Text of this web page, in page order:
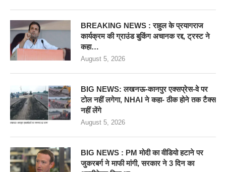
BREAKING NEWS : राहुल के प्रयागराज
कार्यक्रम की ग्राउंड बुकिंग अचानक रद्द, ट्रस्ट ने
कहा…
August 5, 2026
BIG NEWS: लखनऊ-कानपुर एक्सप्रेस-वे पर
टोल नहीं लगेगा, NHAI ने कहा- ठीक होने तक टैक्स
नहीं लेंगे
August 5, 2026
BIG NEWS : PM मोदी का वीडियो हटाने पर
जुकरबर्ग ने माफी मांगी, सरकार ने 3 दिन का